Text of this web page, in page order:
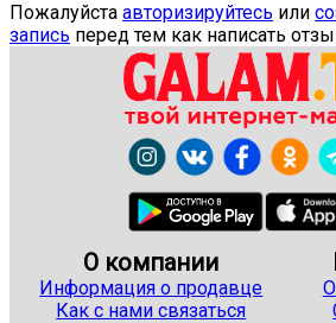
Пожалуйста авторизируйтесь или
запись перед тем как написать
О компании
Информация о продавце
Как с нами связаться